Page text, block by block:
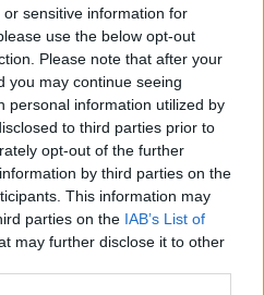
sensitive information for
use the below opt-out
Please note that after your
you may continue seeing
personal information utilized by
to third parties prior to
opt-out of the further
by third parties on the
This information may
parties on the IAB’s List of
may further disclose it to other
για Ολυμπιακό: